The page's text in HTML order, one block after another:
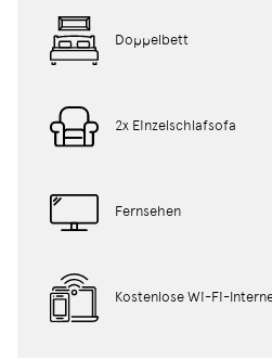
Doppelbett
2x Einzelschlafsofa
Fernsehen
Kostenlose Wi-Fi-